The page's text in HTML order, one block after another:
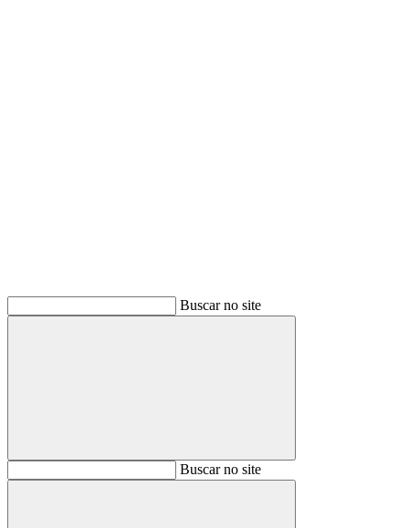
Buscar no site
BuscarBuscar no site